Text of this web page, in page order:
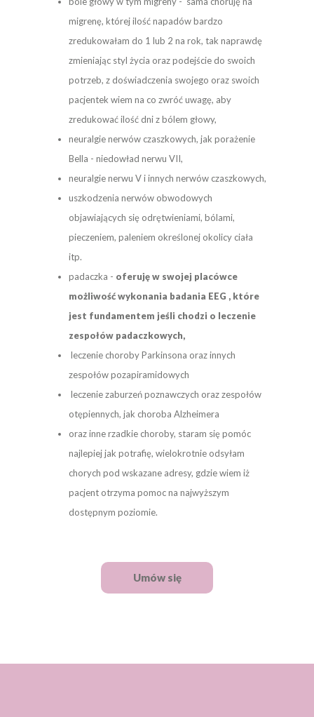
Umów się
migrenę, której ilość napadów bardzo
zredukowałam do 1 lub 2 na rok, tak naprawdę
zmieniając styl życia oraz podejście do swoich
potrzeb, z doświadczenia swojego oraz swoich
pacjentek wiem na co zwróć uwagę, aby
zredukować ilość dni z bólem głowy,
neuralgie nerwów czaszkowych, jak porażenie
Bella - niedowład nerwu VII,
neuralgie nerwu V i innych nerwów czaszkowych,
uszkodzenia nerwów obwodowych
objawiających się odrętwieniami, bólami,
pieczeniem, paleniem określonej okolicy ciała
itp.
padaczka - oferuję w swojej placówce
możliwość wykonania badania EEG , które
jest fundamentem jeśli chodzi o leczenie
zespołów padaczkowych,
leczenie choroby Parkinsona oraz innych
zespołów pozapiramidowych
leczenie zaburzeń poznawczych oraz zespołów
otępiennych, jak choroba Alzheimera
oraz inne rzadkie choroby, staram się pomóc
najlepiej jak potrafię, wielokrotnie odsyłam
chorych pod wskazane adresy, gdzie wiem iż
pacjent otrzyma pomoc na najwyższym
dostępnym poziomie.